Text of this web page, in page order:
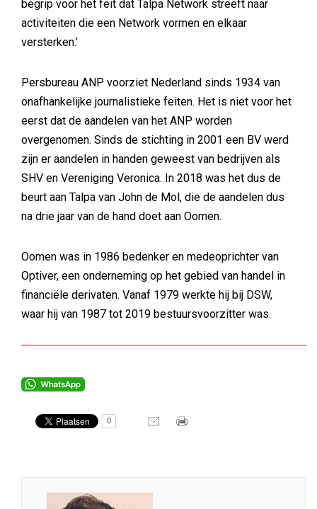
begrip voor het feit dat Talpa Network streeft naar
activiteiten die een Network vormen en elkaar
versterken.’
Persbureau ANP voorziet Nederland sinds 1934 van
onafhankelijke journalistieke feiten. Het is niet voor het
eerst dat de aandelen van het ANP worden
overgenomen. Sinds de stichting in 2001 een BV werd
zijn er aandelen in handen geweest van bedrijven als
SHV en Vereniging Veronica. In 2018 was het dus de
beurt aan Talpa van John de Mol, die de aandelen dus
na drie jaar van de hand doet aan Oomen.
Oomen was in 1986 bedenker en medeoprichter van
Optiver, een onderneming op het gebied van handel in
financiële derivaten. Vanaf 1979 werkte hij bij DSW,
waar hij van 1987 tot 2019 bestuursvoorzitter was.
0